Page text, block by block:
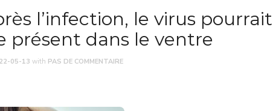
l’infection, le virus pourrait
présent dans le ventre
05-13 with PAS DE COMMENTAIRE